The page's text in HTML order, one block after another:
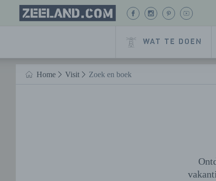
Naar hoofdinhoud
Homepage
Zeeland.com
BEKIJK
PAGINA
BEKIJK
PAGINA
BEKIJK
PAGINA
BEKIJK
PAGINA
WAT TE DOEN
HOME
Home Visit Zoek en boek